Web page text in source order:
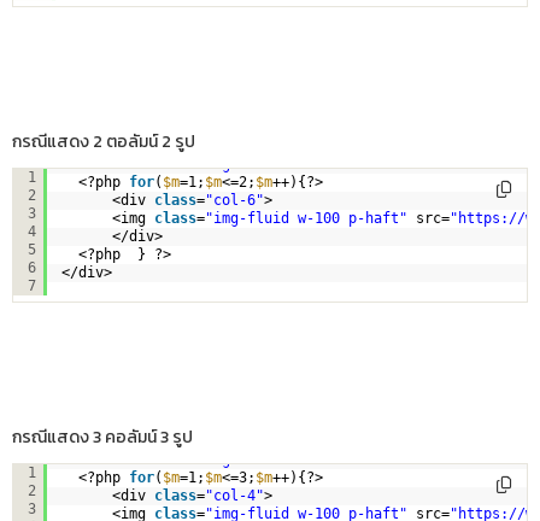
กรณีแสดง 2 ตอลัมน์ 2 รูป
1
2
3
4
5
6
7
<?php for( $m=1; $m<=2; $m++){?>
<div class="col-6">
<img class="img-fluid w-100 p-haft" src=" https://
</div>
<?php  } ?>
</div>
กรณีแสดง 3 คอลัมน์ 3 รูป
1
2
3
<?php for( $m=1; $m<=3; $m++){?>
<div class="col-4">
<img class="img-fluid w-100 p-haft" src=" https://